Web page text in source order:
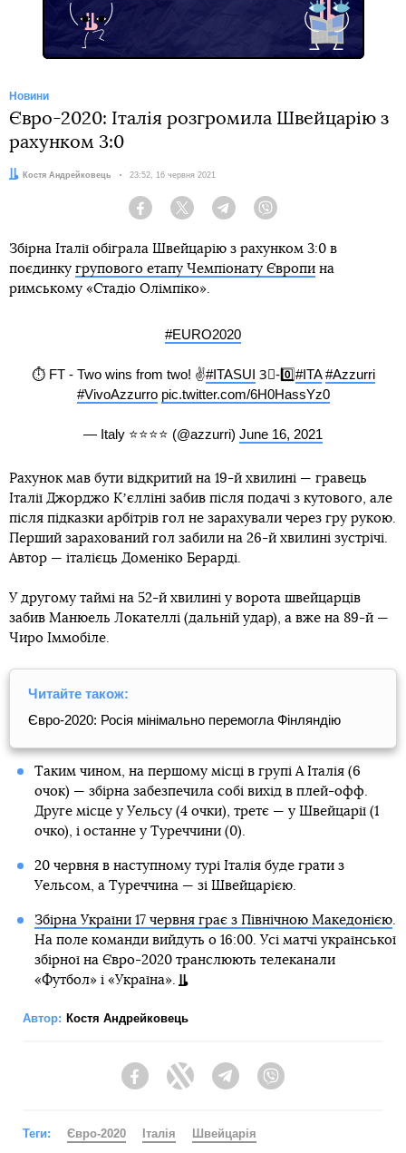
Новини
Євро-2020: Італія розгромила Швейцарію з
рахунком 3:0
Автор:Костя Андрейковець Дата:
23:52, 16 червня 2021
Facebook Twitter Telegram
Збірна Італії обіграла Швейцарію з рахунком 3:0 в
поєдинку групового етапу Чемпіонату Європи на
римському «Стадіо Олімпіко».
#EURO2020
⏱️ FT - Two wins from two! ✌#ITASUI 3⃣-0️⃣#ITA #Azzurri
#VivoAzzurro pic.twitter.com/6H0HassYz0
— Italy ⭐️⭐️⭐️⭐️ (@azzurri) June 16, 2021
Рахунок мав бути відкритий на 19-й хвилині — гравець
Італії Джорджо Кʼєлліні забив після подачі з кутового, але
після підказки арбітрів гол не зарахували через гру рукою.
Перший зарахований гол забили на 26-й хвилині зустрічі.
Автор — італієць Доменіко Берарді.
У другому таймі на 52-й хвилині у ворота швейцарців
забив Манюель Локателлі (дальній удар), а вже на 89-й —
Чиро Іммобіле.
Читайте також:
Євро-2020: Росія мінімально перемогла Фінляндію
Таким чином, на першому місці в групі А Італія (6
очок) — збірна забезпечила собі вихід в плей-офф.
Друге місце у Уельсу (4 очки), третє — у Швейцарії (1
очко), і останне у Туреччини (0).
20 червня в наступному турі Італія буде грати з
Уельсом, а Туреччина — зі Швейцарією.
Збірна України 17 червня грає з Північною Македонією.
На поле команди вийдуть о 16:00. Усі матчі української
збірної на Євро-2020 транслюють телеканали
«Футбол» і «Україна».
Автор: Костя Андрейковець
FacebookTwitter Telegram
Теги: Євро-2020 Італія Швейцарія